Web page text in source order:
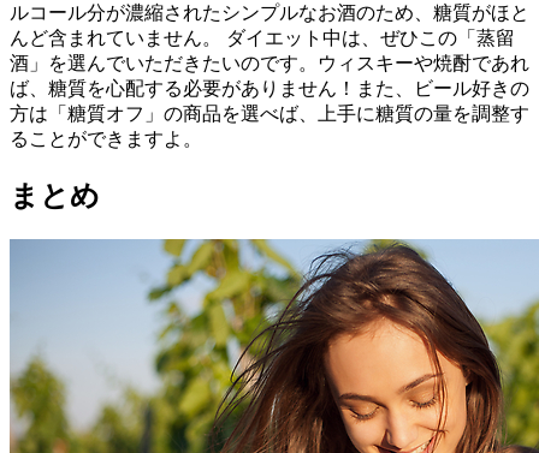
ルコール分が濃縮されたシンプルなお酒のため、糖質がほと
んど含まれていません。 ダイエット中は、ぜひこの「蒸留
酒」を選んでいただきたいのです。ウィスキーや焼酎であれ
ば、糖質を心配する必要がありません！また、ビール好きの
方は「糖質オフ」の商品を選べば、上手に糖質の量を調整す
ることができますよ。
まとめ